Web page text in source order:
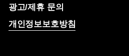
광고/제휴 문의
개인정보보호방침